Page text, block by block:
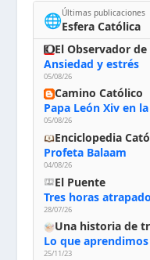
🌐Últimas publicaciones
Esfera Católica
El Observador
Ansiedad y estrés
05/08/26
Camino Católico
05/08/26
Enciclopedia
Profeta Balaam
04/08/26
El Puente
Tres horas
28/07/26
Una historia de
Lo que
25/11/23